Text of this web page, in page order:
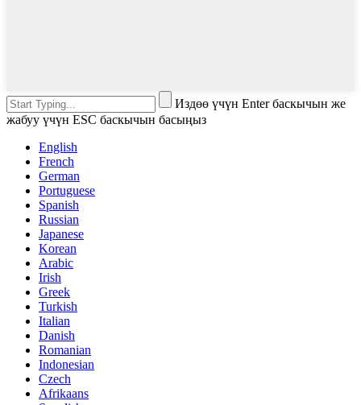
Издөө үчүн Enter баскычын же
жабуу үчүн ESC баскычын басыңыз
English
French
German
Portuguese
Spanish
Russian
Japanese
Korean
Arabic
Irish
Greek
Turkish
Italian
Danish
Romanian
Indonesian
Czech
Afrikaans